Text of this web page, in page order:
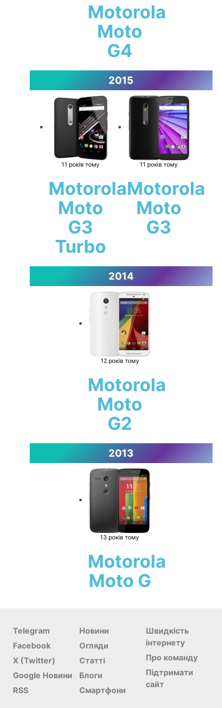
Motorola
Moto
G4
2015
11 років тому
Motorola
Moto
G3
Turbo
11 років тому
Motorola
Moto
G3
2014
12 років тому
Motorola
Moto
G2
2013
13 років тому
Motorola
Moto G
Telegram
Facebook
X (Twitter)
Google Новини
RSS
Новини
Огляди
Статті
Блоги
Смартфони
Швидкість
інтернету
Про команду
Підтримати
сайт